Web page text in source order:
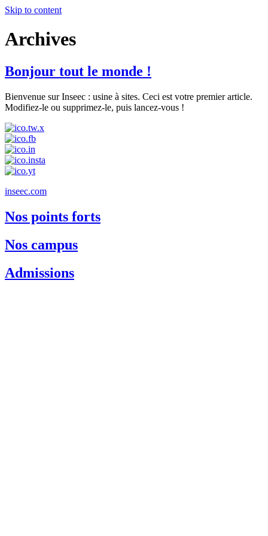
Skip to content
Archives
Bonjour tout le monde !
Bienvenue sur Inseec : usine à sites. Ceci est votre premier article.
Modifiez-le ou supprimez-le, puis lancez-vous !
inseec.com
Nos points forts
Nos campus
Admissions